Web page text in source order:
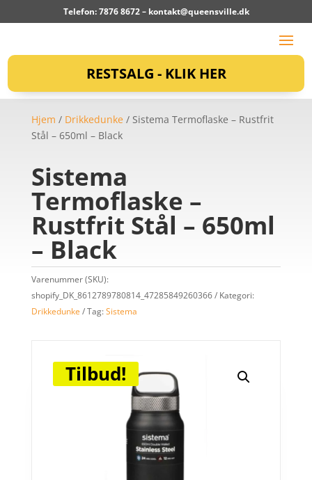
Telefon: 7876 8672 – kontakt@queensville.dk
RESTSALG - KLIK HER
Hjem / Drikkedunke / Sistema Termoflaske – Rustfrit
Stål – 650ml – Black
Sistema
Termoflaske –
Rustfrit Stål – 650ml
– Black
Varenummer (SKU):
shopify_DK_8612789780814_47285849260366
Kategori:
Drikkedunke
Tag:Sistema
Tilbud!